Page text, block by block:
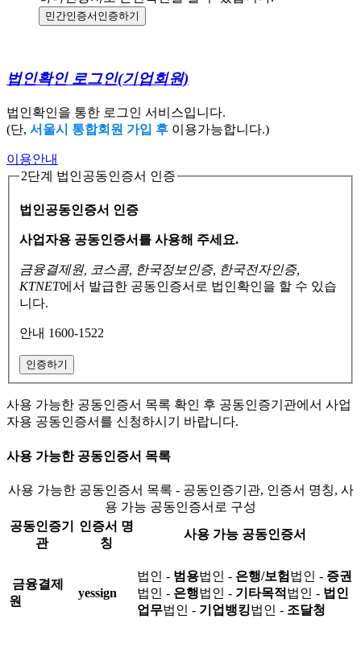
민간인증서 인증하기
법인확인 로그인(기업회원)
법인확인을 통한 로그인 서비스입니다.
(단, 서울시 통합회원 가입 후 이용가능합니다.)
이용안내
2단계 법인공동인증서 인증
법인공동인증서 인증
사업자용 공동인증서를 사용해 주세요.
금융결제원, 코스콤, 한국정보인증, 한국전자인증,
KTNET에서 발급한 공동인증서로 법인확인을 할 수 있습
니다.
안내 1600-1522
인증하기
사용 가능한 공동인증서 목록 확인 후 공동인증기관에서 사업
자용 공동인증서를 신청하시기 바랍니다.
사용 가능한 공동인증서 목록
사용 가능한 공동인증서 목록 - 공동인증기관, 인증서 명칭, 사
용 가능 공동인증서로 구성
공동인증기
관
인증서 명
칭
사용 가능 공동인증서
금융결제
원
yessign
법인 - 범용법인 - 은행/보험 법인 - 증권
법인 - 은행법인 - 기타목적 법인 - 법인
업무법인 - 기업뱅킹법인 - 조달청